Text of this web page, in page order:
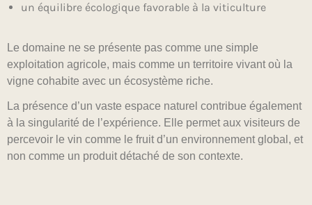
un équilibre écologique favorable à la viticulture
Le domaine ne se présente pas comme une simple
exploitation agricole, mais comme un territoire vivant où la
vigne cohabite avec un écosystème riche.
La présence d’un vaste espace naturel contribue également
à la singularité de l’expérience. Elle permet aux visiteurs de
percevoir le vin comme le fruit d’un environnement global, et
non comme un produit détaché de son contexte.